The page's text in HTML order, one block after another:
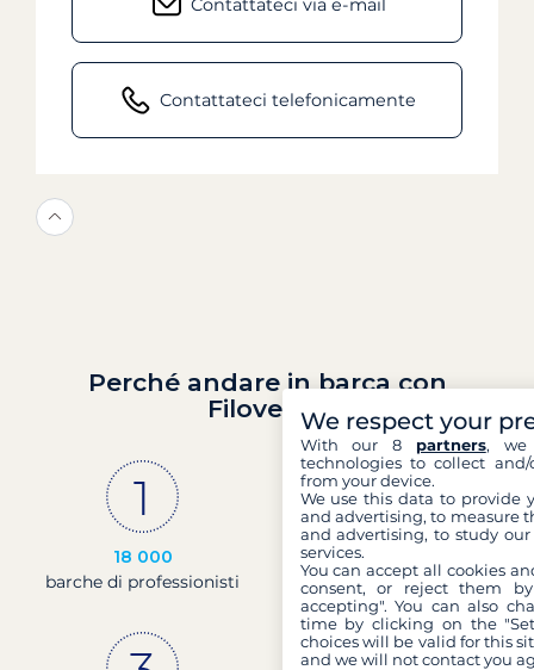
Contattateci telefonicamente
Perché andare in barca con
Filovent?
18 000
barche di professionisti
30 anni
di esperienza e di
passione
We respect your
With our 8 partners, we
technologies to collect
from your device.
We use this data to provide
and advertising, to measure
and advertising, to study
services.
You can accept all cookies
consent, or reject them
accepting". You can also
time by clicking on the
choices will be valid for this
and we will not contact you